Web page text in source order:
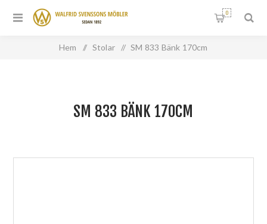
0
Hem / Stolar / SM 833 Bänk 170cm
SM 833 BÄNK 170CM